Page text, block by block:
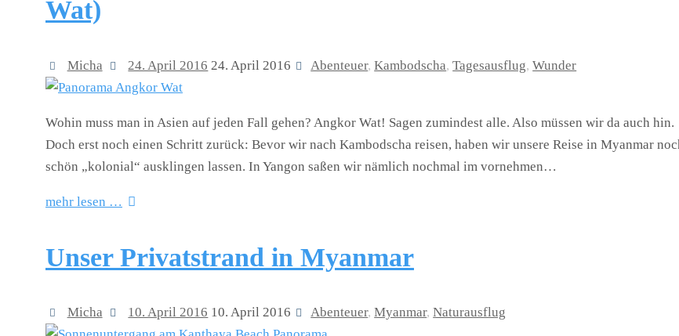
Wat)
Micha 24. April 2016 24. April 2016 Abenteuer,Kambodscha,Tagesausflug,Wunder
Wohin muss man in Asien auf jeden Fall gehen? Angkor Wat! Sagen zumindest alle. Also müssen wir da auch hin.
Doch erst noch einen Schritt zurück: Bevor wir nach Kambodscha reisen, haben wir unsere Reise in Myanmar
schön „kolonial“ ausklingen lassen. In Yangon saßen wir nämlich nochmal im vornehmen…
mehr lesen …
Unser Privatstrand in Myanmar
Micha 10. April 2016 10. April 2016 Abenteuer,Myanmar,Naturausflug